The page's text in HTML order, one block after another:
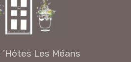
'Hôtes Les Méans